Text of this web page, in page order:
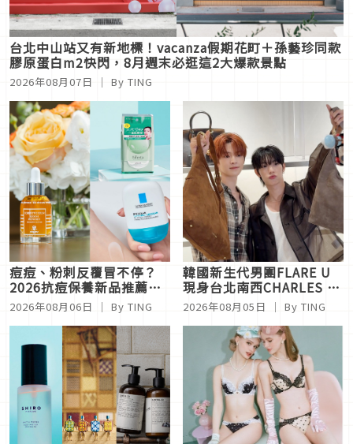
台北中山站又有新地標！vacanza假期花町＋孫藝珍同款
膠原蛋白m2快閃，8月週末必逛這2大爆款景點
2026年08月07日 ｜ By TING
痘痘、粉刺反覆冒不停？
2026抗痘保養新品推薦！
Sisley、理膚寶水、
innisfree、Bifesta 4大爆
款一次看
2026年08月06日 ｜ By TING
韓國新生代男團FLARE U
現身台北南西CHARLES &
KEITH開幕！崔立于帶姜
玗進回台，中山站新光三越
擠爆粉絲！
2026年08月05日 ｜ By TING